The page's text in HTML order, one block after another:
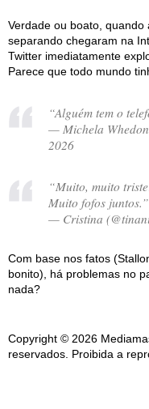
Verdade ou boato,
separando chegaram na
Twitter imediatamente
Parece que todo mundo
“Alguém tem o
— Michela
2026
“Muito, muito
Muito fofos juntos.”
— Cristina
Com base nos fatos
bonito), há problemas no
nada?
Copyright © 2026
reservados. Proibida a